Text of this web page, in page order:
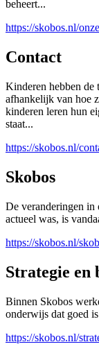
beheert...
https://skobos.nl/
Contact
Kinderen hebben de
afhankelijk van hoe
kinderen leren hun
staat...
https://skobos.nl/
Skobos
De veranderingen in
actueel was, is
https://skobos.nl/
Strategie en
Binnen Skobos
onderwijs dat goed
https://skobos.nl/